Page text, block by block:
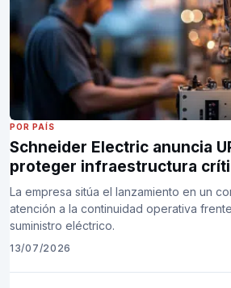
POR PAÍS
Schneider Electric anuncia
proteger infraestructura
La empresa sitúa el lanzamiento en un
atención a la continuidad operativa
suministro eléctrico.
13/07/2026